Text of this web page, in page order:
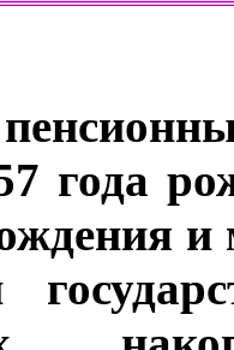
года